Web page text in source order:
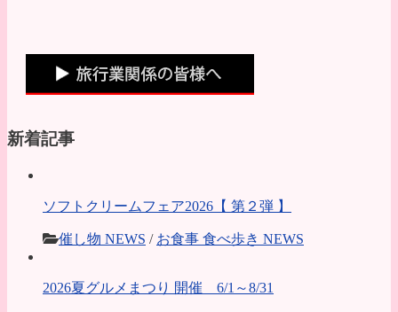
新着記事
ソフトクリームフェア2026【 第２弾 】
催し物 NEWS / お食事 食べ歩き NEWS
2026夏グルメまつり 開催 6/1～8/31